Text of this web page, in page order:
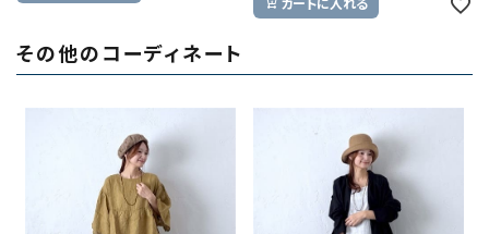
カートに入れる
その他のコーディネート